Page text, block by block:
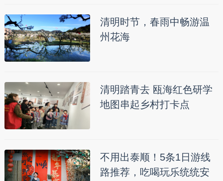
清明时节，春雨中畅游温
州花海
清明踏青去 瓯海红色研学
地图串起乡村打卡点
不用出泰顺！5条1日游线
路推荐，吃喝玩乐统统安